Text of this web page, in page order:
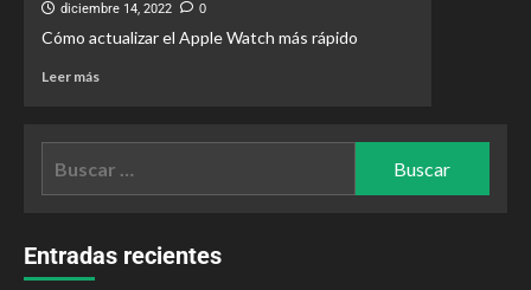
diciembre 14, 2022 0
Cómo actualizar el Apple Watch más rápido
Leer más
Entradas recientes